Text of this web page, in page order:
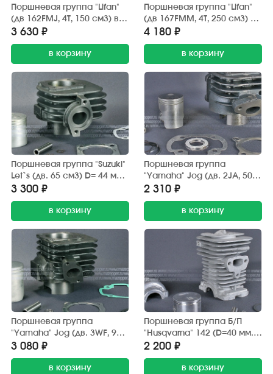
Поршневая группа "Lifan"
(дв 162FMJ, 4T, 150 см3) в
сб. (D=62 мм.) Fengrvi
3 630 ₽
в корзину
Поршневая группа "Lifan"
(дв 167FMM, 4T, 250 см3) в
сб. (D=67 мм.) Fengrvi
4 180 ₽
в корзину
Поршневая группа "Suzuki"
Let`s (дв. 65 см3) D= 44 мм.
(TEVET)
3 300 ₽
в корзину
Поршневая группа
"Yamaha" Jog (дв. 2JA, 50
см3) D=40 мм. (S.E.E.) палец
10 мм.
2 310 ₽
в корзину
Поршневая группа
"Yamaha" Jog (дв. 3WF, 90
см3) D=50 мм. (ACTION)
палец 12 мм.
3 080 ₽
в корзину
Поршневая группа Б/П
"Husqvarna" 142 (D=40 мм.)
в сб. (Китай) с крышкой
2 200 ₽
в корзину